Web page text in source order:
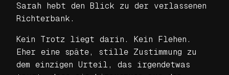
Sarah hebt den Blick zu der verlassenen
Richterbank.
Kein Trotz liegt darin. Kein Flehen.
Eher eine späte, stille Zustimmung zu
dem einzigen Urteil, das irgendetwas